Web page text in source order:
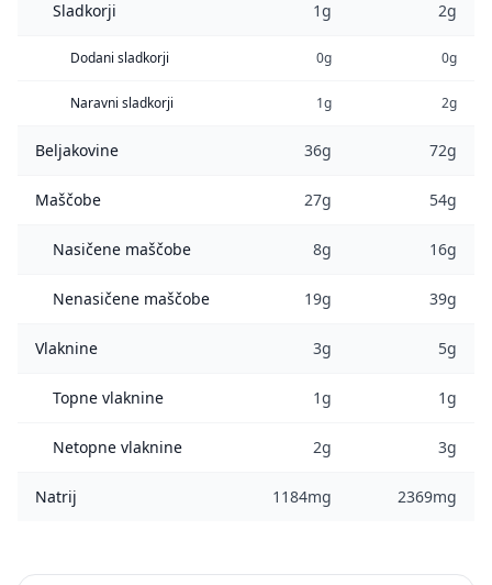
Sladkorji 1g 2g
Dodani sladkorji 0g 0g
Naravni sladkorji 1g 2g
Beljakovine 36g 72g
Maščobe 27g 54g
Nasičene maščobe 8g 16g
Nenasičene maščobe 19g 39g
Vlaknine 3g 5g
Topne vlaknine 1g 1g
Netopne vlaknine 2g 3g
Natrij 1184mg 2369mg